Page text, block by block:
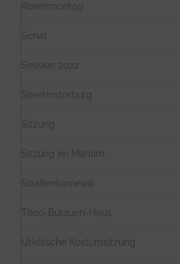
Rosenmontag
Senat
Session 2022
Severinstorburg
Sitzung
Sitzung im Maritim
Straßenkarneval
Theo-Burauen-Haus
Urkölsche Kostümsitzung